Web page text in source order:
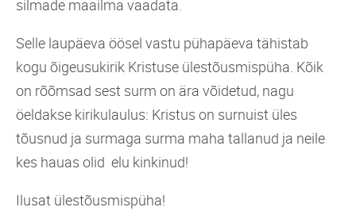
silmade maailma vaadata.
Selle laupäeva öösel vastu pühapäeva tähistab
kogu õigeusukirik Kristuse ülestõusmispüha. Kõik
on rõõmsad sest surm on ära võidetud, nagu
öeldakse kirikulaulus: Kristus on surnuist üles
tõusnud ja surmaga surma maha tallanud ja neile
kes hauas olid elu kinkinud!
Ilusat ülestõusmispüha!